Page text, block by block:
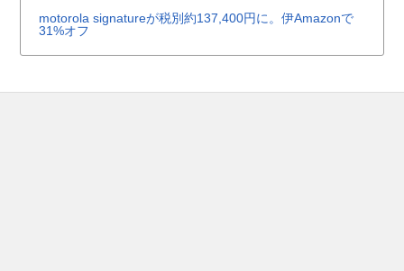
motorola signatureが税別約137,400円に。伊Amazonで
31%オフ